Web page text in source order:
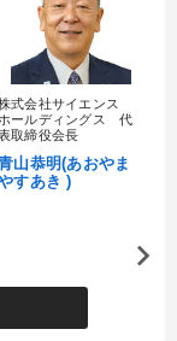
篇 感動講話
新いただけます。
式会社サイエンス
ホールディングス 代
取締役会長
山恭明(あおやま
すあき )